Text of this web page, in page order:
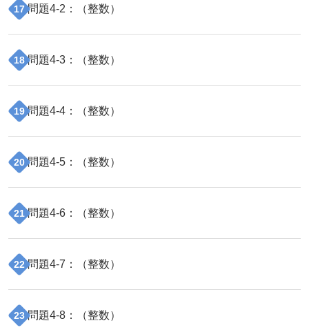
17 問題4-2 ：（整数）
18 問題4-3 ：（整数）
19 問題4-4 ：（整数）
20 問題4-5 ：（整数）
21 問題4-6 ：（整数）
22 問題4-7 ：（整数）
23 問題4-8 ：（整数）